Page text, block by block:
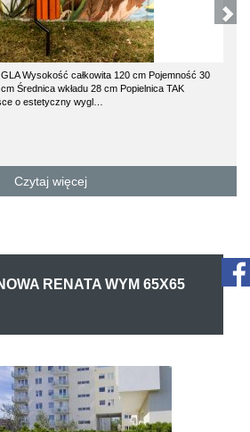
Wysokość całkowita 120 cm Pojemność 30
Średnica wkładu 28 cm Popielnica TAK
o estetyczny wygl…
Czytaj więcej
RENATA WYM 65X65